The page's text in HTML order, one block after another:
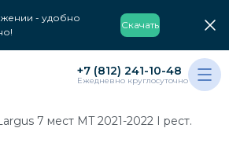
- удобно
Скачать
+7 (812) 241-10-48
Ежедневно круглосуточно
7 мест MT 2021-2022 I рест.